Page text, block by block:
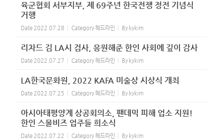
육군협회 서부지부, 제 69주년 한국전쟁 정전 기념식
거행
Date 2022.07.28 Category헤드라인 By kykim
리차드 김 LA시 검사, 응원해준 한인 사회에 깊이 감사
Date 2022.07.27 Category헤드라인 By kykim
LA한국문화원, 2022 KAFA 미술상 시상식 개최
Date 2022.07.25 Category헤드라인 By kykim
아시아태평양계 상공회의소, 팬데믹 피해 업소 지원!
한인 스몰비즈 업주들 희소식
Date 2022.07.22 Category헤드라인 By kykim